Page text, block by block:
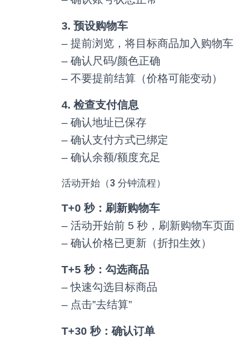
3. 预设购物车
– 提前浏览，将目标商品加入购物车
– 确认尺码/颜色正确
– 不要提前结算（价格可能变动）
4. 检查支付信息
– 确认地址已保存
– 确认支付方式已绑定
– 确认余额/额度充足
活动开始（3 分钟流程）
T+0 秒：刷新购物车
– 活动开始前 5 秒，刷新购物车页面
– 确认价格已更新（折扣生效）
T+5 秒：勾选商品
– 快速勾选目标商品
– 点击”去结算”
T+30 秒：确认订单